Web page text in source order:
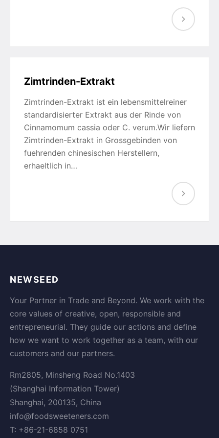
Zimtrinden-Extrakt
Zimtrinden-Extrakt ist ein lebensmittelreiner
standardisierter Extrakt aus der Rinde von
Cinnamomum cassia oder C. verum.Wir liefern
Zimtrinden-Extrakt in Grossgebinden von
fuehrenden chinesischen Herstellern,
erhaeltlich in…
NEWSEED
Your Partner in Trade and Beyond. We work with the
core values of creative, open, responsible and
entrepreneurial. They guide our actions and define
how we want to work together as a team, with our
customers and our partners.
Rm2805, Minsheng Road No.1403
(Shanghai Information Tower)
Shanghai, 200135, China
info@foodsweeteners.com
T: +86-21-6858 0751